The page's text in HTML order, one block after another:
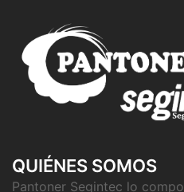
QUIÉNES SOMOS
Pantoner Segintec lo